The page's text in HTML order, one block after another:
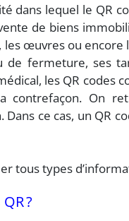
dans lequel le QR
de biens
œuvres ou
de fermeture, ses
les QR
On
ce cas, un QR
tous types
?